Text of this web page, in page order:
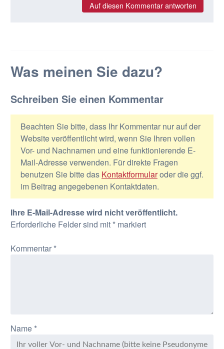
Auf diesen Kommentar antworten
Was meinen Sie dazu?
Schreiben Sie einen Kommentar
Beachten Sie bitte, dass Ihr Kommentar nur auf der
Website veröffentlicht wird, wenn Sie Ihren vollen
Vor- und Nachnamen und eine funktionierende E-
Mail-Adresse verwenden. Für direkte Fragen
benutzen Sie bitte das Kontaktformularoder die ggf.
im Beitrag angegebenen Kontaktdaten.
Ihre E-Mail-Adresse wird nicht veröffentlicht.
Erforderliche Felder sind mit *markiert
Kommentar *
Name *